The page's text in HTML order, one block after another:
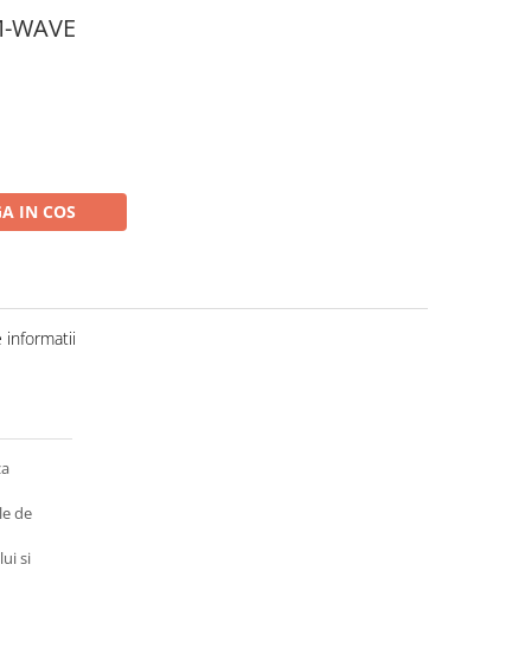
IN COS
informatii
de
si